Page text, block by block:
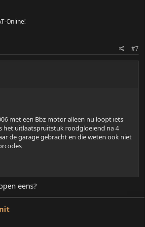
Online!
#7
met een Bbz motor alleen nu loopt iets
het uitlaatspruitstuk roodgloeiend na 4
de garage gebracht en die weten ook niet
eens?